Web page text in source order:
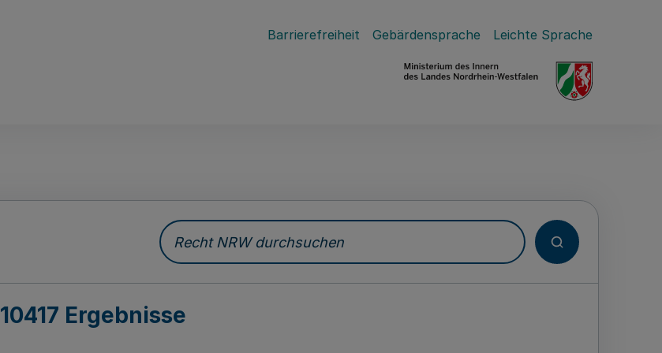
Barrierefreiheit Gebärdensprache Leichte Sprache
Recht NRW durchsuchen
10417 Ergebnisse